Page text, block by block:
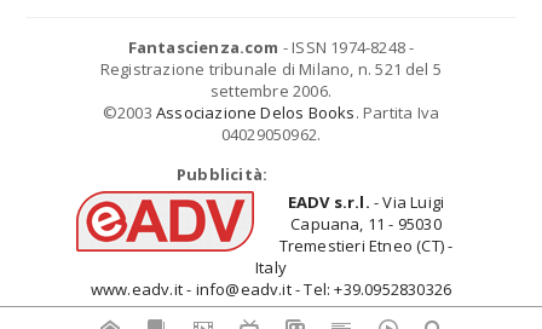
Fantascienza.com - ISSN 1974-8248 -
Registrazione tribunale di Milano, n. 521 del 5
settembre 2006.
©2003 Associazione Delos Books. Partita Iva
04029050962.
Pubblicità:
EADV s.r.l. - Via Luigi
Capuana, 11 - 95030
Tremestieri Etneo (CT) -
Italy
www.eadv.it - info@eadv.it - Tel: +39.0952830326